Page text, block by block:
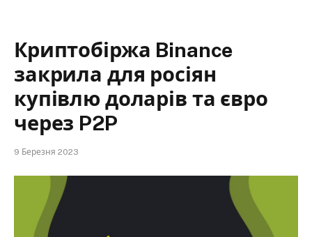
Криптобіржа Binance
закрила для росіян
купівлю доларів та євро
через P2P
9 Березня 2023